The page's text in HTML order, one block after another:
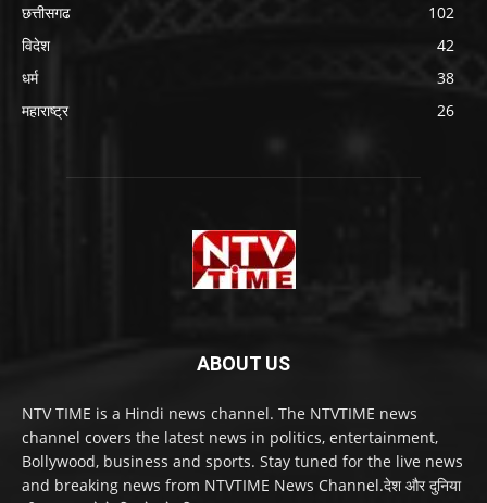
छत्तीसगढ
102
विदेश
42
धर्म
38
महाराष्ट्र
26
ABOUT US
NTV TIME is a Hindi news channel. The NTVTIME news
channel covers the latest news in politics, entertainment,
Bollywood, business and sports. Stay tuned for the live news
and breaking news from NTVTIME News Channel.देश और दुनिया